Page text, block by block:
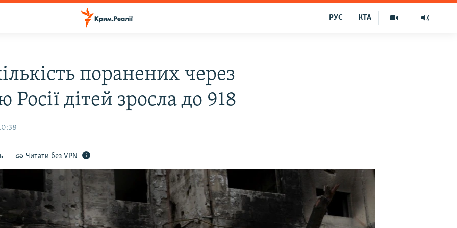
КТА
РУС
поранених через
Росії дітей зросла до 918
Читати без VPN